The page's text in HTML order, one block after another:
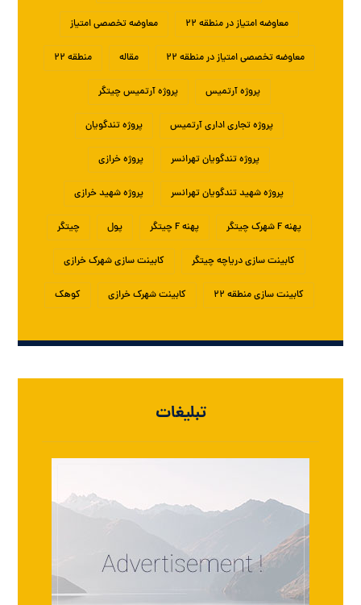
معاوضه امتیاز در منطقه ۲۲ معاوضه تخصصی امتیاز
معاوضه تخصصی امتیاز در منطقه ۲۲ مقاله منطقه ۲۲
پروژه آرتمیس پروژه آرتمیس چیتگر
پروژه تجاری اداری آرتمیس پروژه تندگویان
پروژه تندگویان تهرانسر پروژه خرازی
پروژه شهید تندگویان تهرانسر پروژه شهید خرازی
پهنه F شهرک چیتگر پهنه F چیتگر پول چیتگر
کابینت سازی دریاچه چیتگر کابینت سازی شهرک خرازی
کابینت سازی منطقه ۲۲ کابینت شهرک خرازی کوهک
تبلیغات